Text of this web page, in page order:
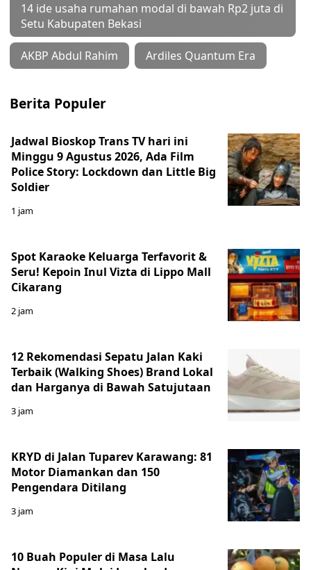
14 ide usaha rumahan modal di bawah Rp2 juta di
Setu Kabupaten Bekasi
AKBP Abdul Rahim Ardiles Quantum Era
Berita Populer
Jadwal Bioskop Trans TV hari ini
Minggu 9 Agustus 2026, Ada Film
Police Story: Lockdown dan Little Big
Soldier
1 jam
Spot Karaoke Keluarga Terfavorit &
Seru! Kepoin Inul Vizta di Lippo Mall
Cikarang
2 jam
12 Rekomendasi Sepatu Jalan Kaki
Terbaik (Walking Shoes) Brand Lokal
dan Harganya di Bawah Satujutaan
3 jam
KRYD di Jalan Tuparev Karawang: 81
Motor Diamankan dan 150
Pengendara Ditilang
3 jam
10 Buah Populer di Masa Lalu